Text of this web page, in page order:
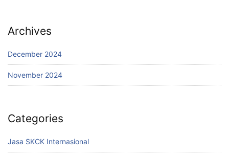
Archives
December 2024
November 2024
Categories
Jasa SKCK Internasional